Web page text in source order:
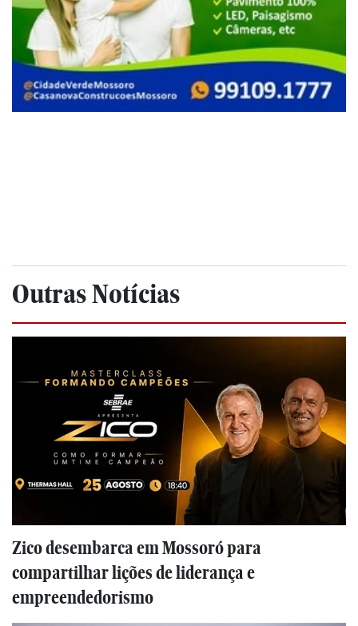
Outras Notícias
Zico desembarca em Mossoró para
compartilhar lições de liderança e
empreendedorismo